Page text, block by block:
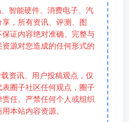
轻量化的电驱壳体可以为
，以及更可靠、更耐久的高
属工业协会、中国有色金属
性高，一等奖代表行业科技
智能硬件、消费电子、汽
，所有资讯、评测、图
证内容绝对准确、完整与
源对您造成的任何形式的
资讯、用户投稿观点，仅
圈子社区任何观点，圈子
任。严禁任何个人或组织
本站内容资源。